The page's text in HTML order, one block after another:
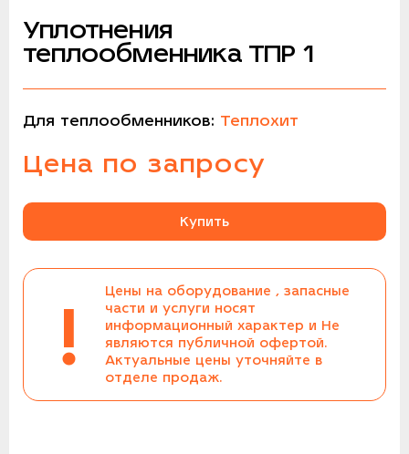
Уплотнения
теплообменника ТПР 1
Для теплообменников: Теплохит
Цена по запросу
Купить
!
Цены на оборудование , запасные
части и услуги носят
информационный характер и Не
являются публичной офертой.
Актуальные цены уточняйте в
отделе продаж.